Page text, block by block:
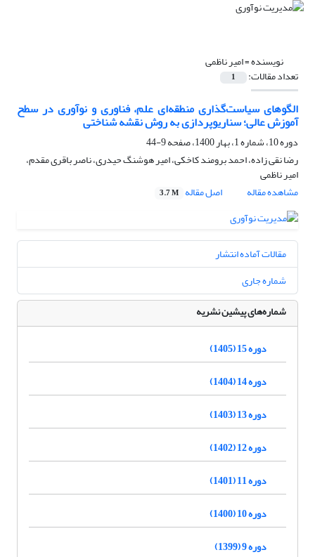
نویسنده =امیر ناظمی
تعداد مقالات: 1
الگوهای سیاست‌گذاری منطقه‌ای علم، فناوری و نوآوری در سطح
آموزش عالی؛ سناریوپردازی به روش نقشه شناختی
دوره 10، شماره 1، بهار 1400، صفحه
9-44
رضا نقی زاده، احمد برومند کاخکی، امیر هوشنگ حیدری، ناصر باقری مقدم،
امیر ناظمی
مشاهده مقاله
اصل مقاله 3.7 M
مقالات آماده انتشار
شماره جاری
شماره‌های پیشین نشریه
دوره 15 (1405)
دوره 14 (1404)
دوره 13 (1403)
دوره 12 (1402)
دوره 11 (1401)
دوره 10 (1400)
دوره 9 (1399)